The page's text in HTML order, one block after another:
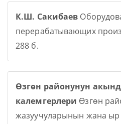
К.Ш. Сакибаев
перерабатывающих
288 б.
Өзгөн районунун
калемгерлери Өзгөн
жазуучуларынын жана